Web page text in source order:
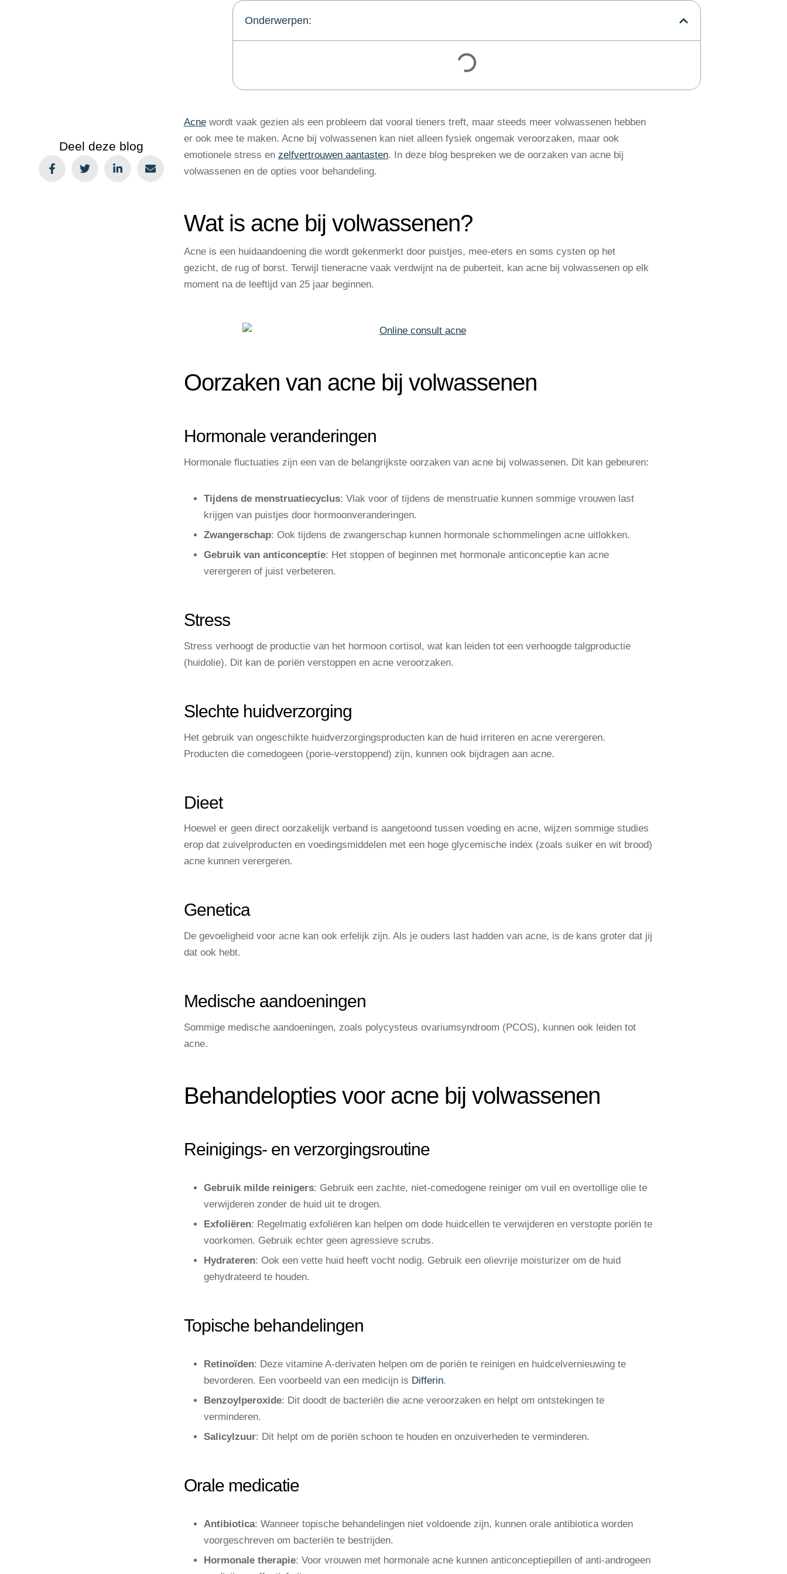
Onderwerpen:
Deel deze blog
Acnewordt vaak gezien als een probleem dat vooral tieners treft, maar steeds meer volwassenen hebben
er ook mee te maken. Acne bij volwassenen kan niet alleen fysiek ongemak veroorzaken, maar ook
emotionele stress en zelfvertrouwen aantasten. In deze blog bespreken we de oorzaken van acne bij
volwassenen en de opties voor behandeling.
Wat is acne bij volwassenen?
Acne is een huidaandoening die wordt gekenmerkt door puistjes, mee-eters en soms cysten op het
gezicht, de rug of borst. Terwijl tieneracne vaak verdwijnt na de puberteit, kan acne bij volwassenen op elk
moment na de leeftijd van 25 jaar beginnen.
Oorzaken van acne bij volwassenen
Hormonale veranderingen
Hormonale fluctuaties zijn een van de belangrijkste oorzaken van acne bij volwassenen. Dit kan gebeuren:
Tijdens de menstruatiecyclus: Vlak voor of tijdens de menstruatie kunnen sommige vrouwen last
krijgen van puistjes door hormoonveranderingen.
Zwangerschap: Ook tijdens de zwangerschap kunnen hormonale schommelingen acne uitlokken.
Gebruik van anticonceptie: Het stoppen of beginnen met hormonale anticonceptie kan acne
verergeren of juist verbeteren.
Stress
Stress verhoogt de productie van het hormoon cortisol, wat kan leiden tot een verhoogde talgproductie
(huidolie). Dit kan de poriën verstoppen en acne veroorzaken.
Slechte huidverzorging
Het gebruik van ongeschikte huidverzorgingsproducten kan de huid irriteren en acne verergeren.
Producten die comedogeen (porie-verstoppend) zijn, kunnen ook bijdragen aan acne.
Dieet
Hoewel er geen direct oorzakelijk verband is aangetoond tussen voeding en acne, wijzen sommige studies
erop dat zuivelproducten en voedingsmiddelen met een hoge glycemische index (zoals suiker en wit brood)
acne kunnen verergeren.
Genetica
De gevoeligheid voor acne kan ook erfelijk zijn. Als je ouders last hadden van acne, is de kans groter dat jij
dat ook hebt.
Medische aandoeningen
Sommige medische aandoeningen, zoals polycysteus ovariumsyndroom (PCOS), kunnen ook leiden tot
acne.
Behandelopties voor acne bij volwassenen
Reinigings- en verzorgingsroutine
Gebruik milde reinigers: Gebruik een zachte, niet-comedogene reiniger om vuil en overtollige olie te
verwijderen zonder de huid uit te drogen.
Exfoliëren: Regelmatig exfoliëren kan helpen om dode huidcellen te verwijderen en verstopte poriën te
voorkomen. Gebruik echter geen agressieve scrubs.
Hydrateren: Ook een vette huid heeft vocht nodig. Gebruik een olievrije moisturizer om de huid
gehydrateerd te houden.
Topische behandelingen
Retinoïden: Deze vitamine A-derivaten helpen om de poriën te reinigen en huidcelvernieuwing te
bevorderen. Een voorbeeld van een medicijn is Differin.
Benzoylperoxide: Dit doodt de bacteriën die acne veroorzaken en helpt om ontstekingen te
verminderen.
Salicylzuur: Dit helpt om de poriën schoon te houden en onzuiverheden te verminderen.
Orale medicatie
Antibiotica: Wanneer topische behandelingen niet voldoende zijn, kunnen orale antibiotica worden
voorgeschreven om bacteriën te bestrijden.
Hormonale therapie: Voor vrouwen met hormonale acne kunnen anticonceptiepillen of anti-androgeen